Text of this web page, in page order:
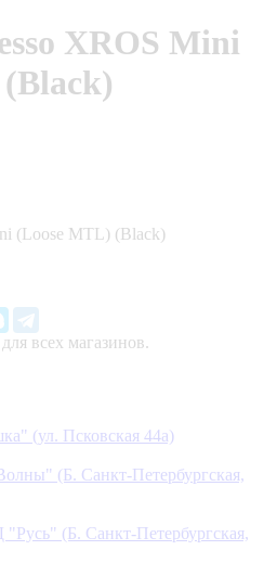
XROS Mini
(Loose MTL) (Black)
всех магазинов.
(ул. Псковская 44а)
(Б. Санкт-Петербургская,
(Б. Санкт-Петербургская,